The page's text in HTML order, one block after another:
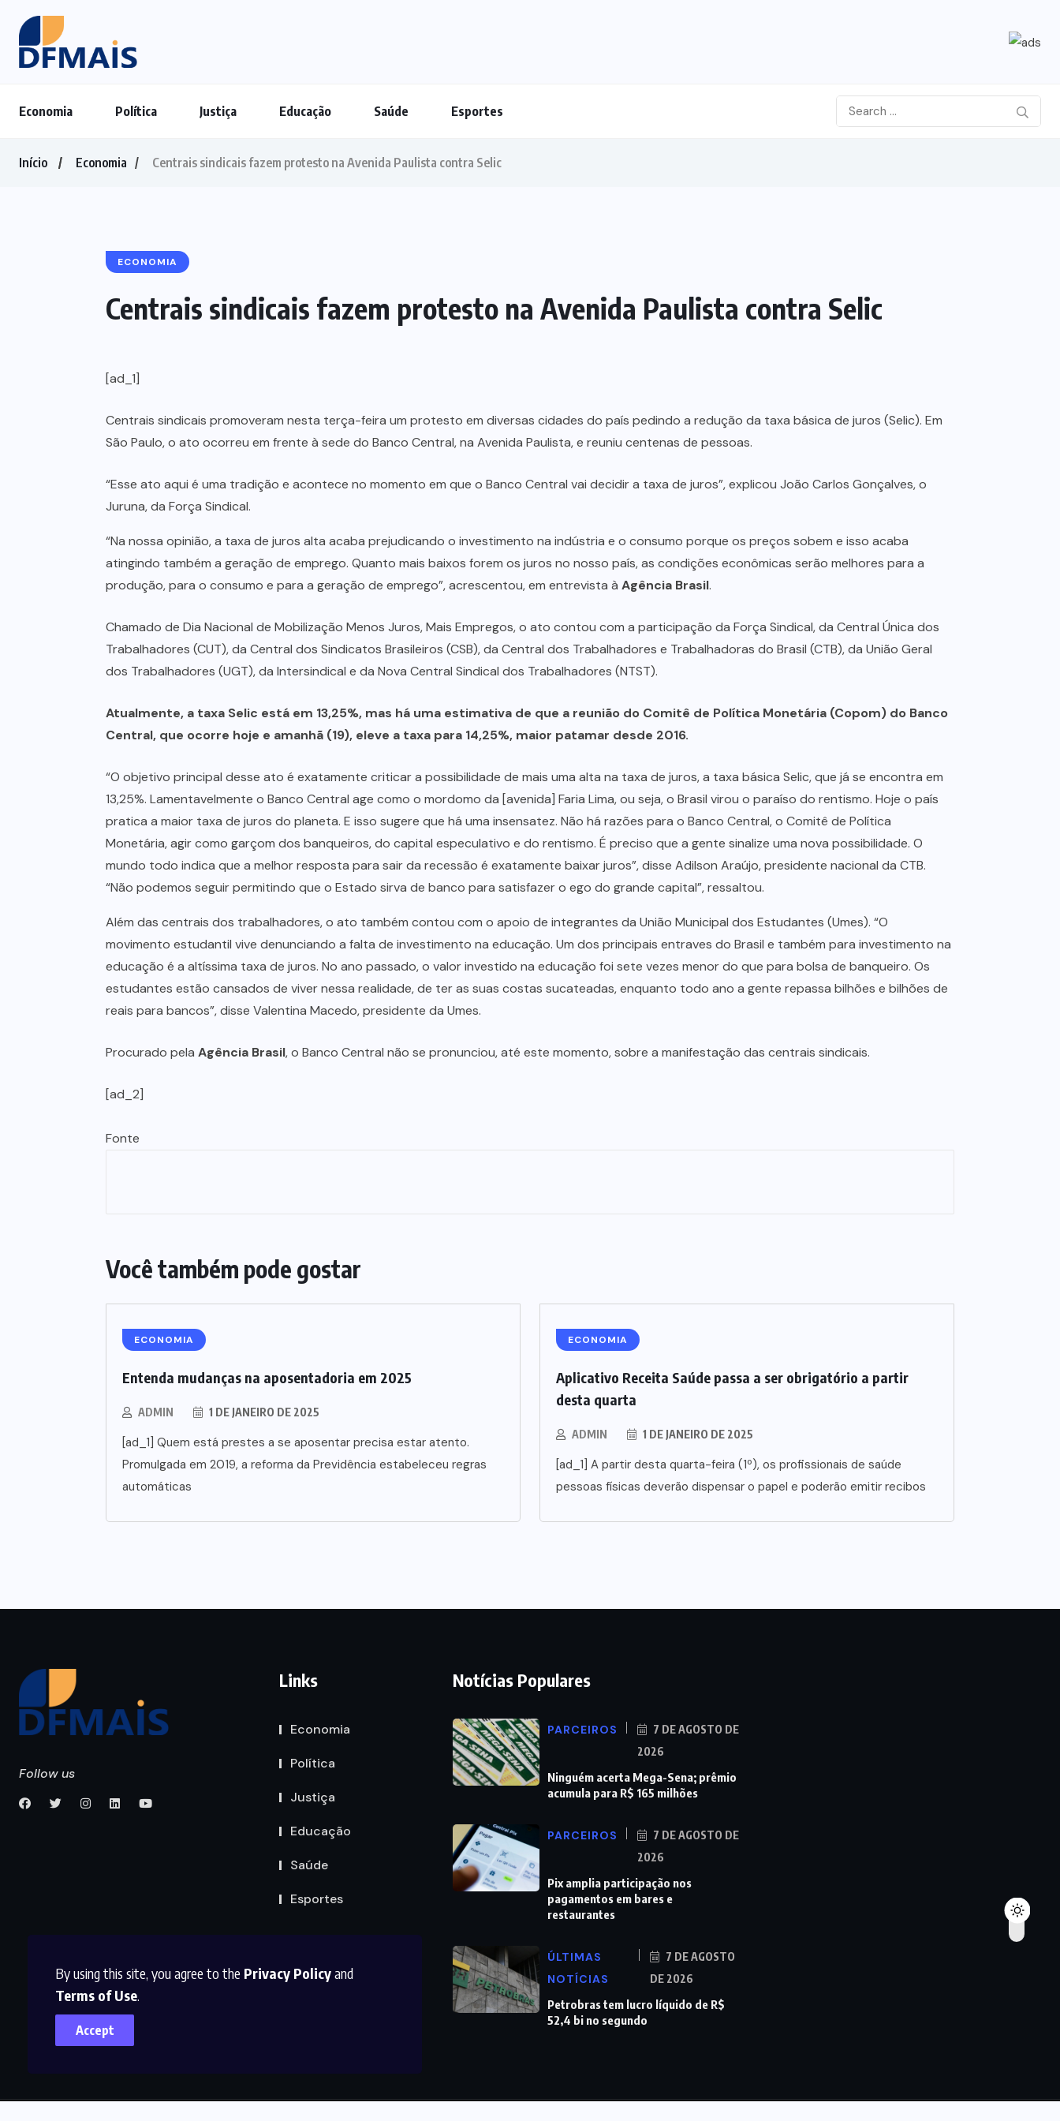
By using this site, you agree to the Privacy Policyand
Terms of Use.
Accept
Economia Política Justiça Educação Saúde Esportes
Início Economia Centrais sindicais fazem protesto na Avenida Paulista contra Selic
ECONOMIA
Centrais sindicais fazem protesto na Avenida Paulista contra Selic
[ad_1]
Centrais sindicais promoveram nesta terça-feira um protesto em diversas cidades do país pedindo a redução da taxa básica de juros (Selic). Em
São Paulo, o ato ocorreu em frente à sede do Banco Central, na Avenida Paulista, e reuniu centenas de pessoas.
“Esse ato aqui é uma tradição e acontece no momento em que o Banco Central vai decidir a taxa de juros”, explicou João Carlos Gonçalves, o
Juruna, da Força Sindical.
“Na nossa opinião, a taxa de juros alta acaba prejudicando o investimento na indústria e o consumo porque os preços sobem e isso acaba
atingindo também a geração de emprego. Quanto mais baixos forem os juros no nosso país, as condições econômicas serão melhores para a
produção, para o consumo e para a geração de emprego”, acrescentou, em entrevista à Agência Brasil.
Chamado de Dia Nacional de Mobilização Menos Juros, Mais Empregos, o ato contou com a participação da Força Sindical, da Central Única dos
Trabalhadores (CUT), da Central dos Sindicatos Brasileiros (CSB), da Central dos Trabalhadores e Trabalhadoras do Brasil (CTB), da União Geral
dos Trabalhadores (UGT), da Intersindical e da Nova Central Sindical dos Trabalhadores (NTST).
Atualmente, a taxa Selic está em 13,25%, mas há uma estimativa de que a reunião do Comitê de Política Monetária (Copom) do Banco
Central, que ocorre hoje e amanhã (19), eleve a taxa para 14,25%, maior patamar desde 2016.
“O objetivo principal desse ato é exatamente criticar a possibilidade de mais uma alta na taxa de juros, a taxa básica Selic, que já se encontra em
13,25%. Lamentavelmente o Banco Central age como o mordomo da [avenida] Faria Lima, ou seja, o Brasil virou o paraíso do rentismo. Hoje o país
pratica a maior taxa de juros do planeta. E isso sugere que há uma insensatez. Não há razões para o Banco Central, o Comitê de Política
Monetária, agir como garçom dos banqueiros, do capital especulativo e do rentismo. É preciso que a gente sinalize uma nova possibilidade. O
mundo todo indica que a melhor resposta para sair da recessão é exatamente baixar juros”, disse Adilson Araújo, presidente nacional da CTB.
“Não podemos seguir permitindo que o Estado sirva de banco para satisfazer o ego do grande capital”, ressaltou.
Além das centrais dos trabalhadores, o ato também contou com o apoio de integrantes da União Municipal dos Estudantes (Umes). “O
movimento estudantil vive denunciando a falta de investimento na educação. Um dos principais entraves do Brasil e também para investimento na
educação é a altíssima taxa de juros. No ano passado, o valor investido na educação foi sete vezes menor do que para bolsa de banqueiro. Os
estudantes estão cansados de viver nessa realidade, de ter as suas costas sucateadas, enquanto todo ano a gente repassa bilhões e bilhões de
reais para bancos”, disse Valentina Macedo, presidente da Umes.
Procurado pela Agência Brasil, o Banco Central não se pronunciou, até este momento, sobre a manifestação das centrais sindicais.
[ad_2]
Fonte
Você também pode gostar
ECONOMIA
Entenda mudanças na aposentadoria em 2025
ADMIN 1 DE JANEIRO DE 2025
[ad_1] Quem está prestes a se aposentar precisa estar atento.
Promulgada em 2019, a reforma da Previdência estabeleceu regras
automáticas
ECONOMIA
Aplicativo Receita Saúde passa a ser obrigatório a partir
desta quarta
ADMIN 1 DE JANEIRO DE 2025
[ad_1] A partir desta quarta-feira (1º), os profissionais de saúde
pessoas físicas deverão dispensar o papel e poderão emitir recibos
Follow us
Links
Economia
Política
Justiça
Educação
Saúde
Esportes
Notícias Populares
PARCEIROS
7 DE AGOSTO DE
2026
Ninguém acerta Mega-Sena; prêmio
acumula para R$ 165 milhões
PARCEIROS
7 DE AGOSTO DE
2026
Pix amplia participação nos
pagamentos em bares e
restaurantes
ÚLTIMAS
NOTÍCIAS
7 DE AGOSTO
DE 2026
Petrobras tem lucro líquido de R$
52,4 bi no segundo